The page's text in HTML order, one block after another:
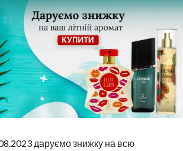
даруємо знижку на всю